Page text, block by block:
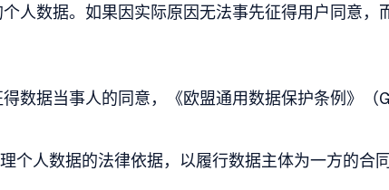
人数据。如果因实际原因无法事先征得用户同意，
数据当事人的同意，《欧盟通用数据保护条例》（
理个人数据的法律依据，以履行数据主体为一方的合